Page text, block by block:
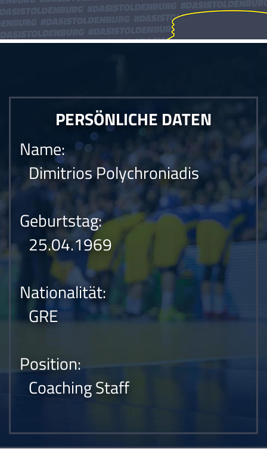
PERSÖNLICHE DATEN
Name:
Dimitrios Polychroniadis
Geburtstag:
25.04.1969
Nationalität:
GRE
Position:
Coaching Staff